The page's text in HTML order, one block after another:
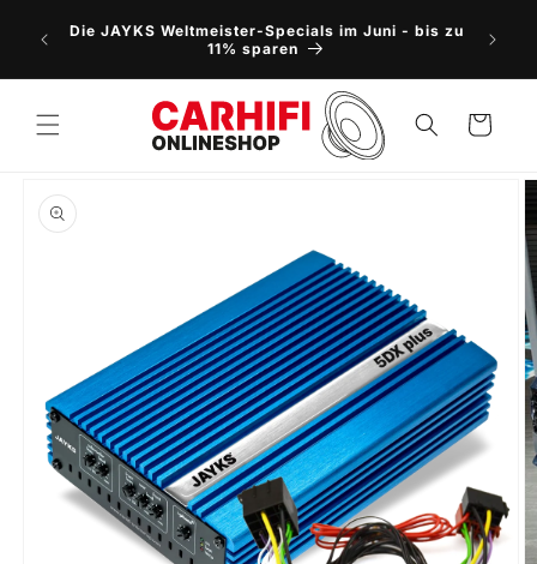
Inhalt
Die JAYKS Weltmeister-Specials im Juni - bis zu
11% sparen
Warenkorb